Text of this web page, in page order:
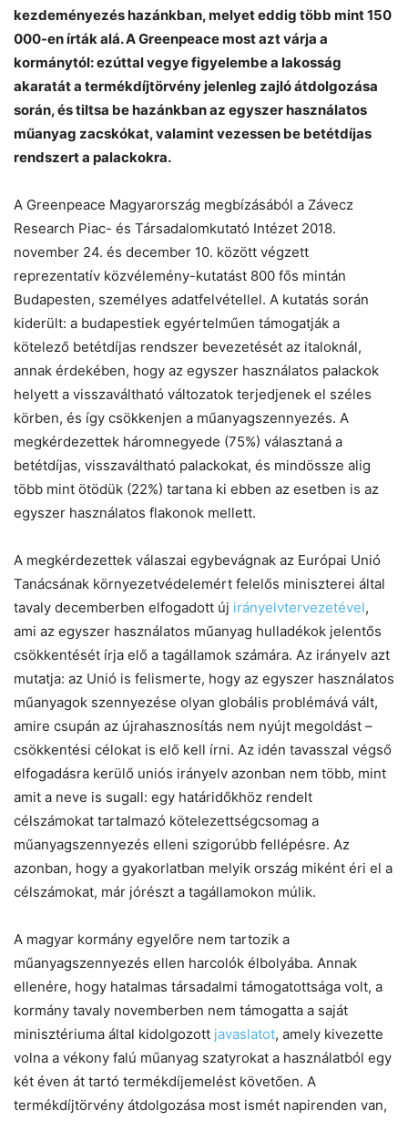
kezdeményezés hazánkban, melyet eddig több mint 150
000-en írták alá. A Greenpeace most azt várja a
kormánytól: ezúttal vegye figyelembe a lakosság
akaratát a termékdíjtörvény jelenleg zajló átdolgozása
során, és tiltsa be hazánkban az egyszer használatos
műanyag zacskókat, valamint vezessen be betétdíjas
rendszert a palackokra.
A Greenpeace Magyarország megbízásából a Závecz
Research Piac- és Társadalomkutató Intézet 2018.
november 24. és december 10. között végzett
reprezentatív közvélemény-kutatást 800 fős mintán
Budapesten, személyes adatfelvétellel. A kutatás során
kiderült: a budapestiek egyértelműen támogatják a
kötelező betétdíjas rendszer bevezetését az italoknál,
annak érdekében, hogy az egyszer használatos palackok
helyett a visszaváltható változatok terjedjenek el széles
körben, és így csökkenjen a műanyagszennyezés. A
megkérdezettek háromnegyede (75%) választaná a
betétdíjas, visszaváltható palackokat, és mindössze alig
több mint ötödük (22%) tartana ki ebben az esetben is az
egyszer használatos flakonok mellett.
A megkérdezettek válaszai egybevágnak az Európai Unió
Tanácsának környezetvédelemért felelős miniszterei által
tavaly decemberben elfogadott új irányelvtervezetével,
ami az egyszer használatos műanyag hulladékok jelentős
csökkentését írja elő a tagállamok számára. Az irányelv azt
mutatja: az Unió is felismerte, hogy az egyszer használatos
műanyagok szennyezése olyan globális problémává vált,
amire csupán az újrahasznosítás nem nyújt megoldást –
csökkentési célokat is elő kell írni. Az idén tavasszal végső
elfogadásra kerülő uniós irányelv azonban nem több, mint
amit a neve is sugall: egy határidőkhöz rendelt
célszámokat tartalmazó kötelezettségcsomag a
műanyagszennyezés elleni szigorúbb fellépésre. Az
azonban, hogy a gyakorlatban melyik ország miként éri el a
célszámokat, már jórészt a tagállamokon múlik.
A magyar kormány egyelőre nem tartozik a
műanyagszennyezés ellen harcolók élbolyába. Annak
ellenére, hogy hatalmas társadalmi támogatottsága volt, a
kormány tavaly novemberben nem támogatta a saját
minisztériuma által kidolgozott javaslatot, amely kivezette
volna a vékony falú műanyag szatyrokat a használatból egy
két éven át tartó termékdíjemelést követően. A
termékdíjtörvény átdolgozása most ismét napirenden van,
Chat Mr wAIste
Helló! Miben segíthetek ma?